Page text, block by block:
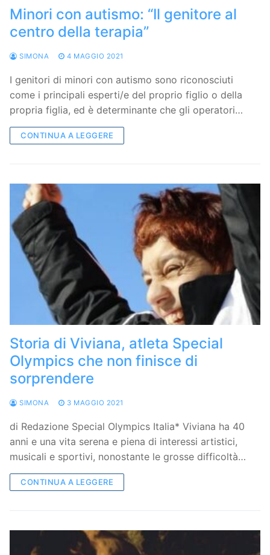
Minori con autismo: “Il genitore al
centro della terapia”
SIMONA 4 MAGGIO 2021
I genitori di minori con autismo sono riconosciuti
come i principali esperti/e del proprio figlio o della
propria figlia, ed è determinante che gli operatori…
CONTINUA A LEGGERE
Storia di Viviana, atleta Special
Olympics che non finisce di
sorprendere
SIMONA 3 MAGGIO 2021
di Redazione Special Olympics Italia* Viviana ha 40
anni e una vita serena e piena di interessi artistici,
musicali e sportivi, nonostante le grosse difficoltà…
CONTINUA A LEGGERE